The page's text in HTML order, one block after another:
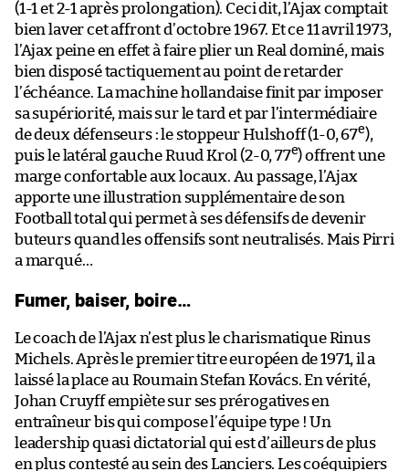
(1-1 et 2-1 après prolongation). Ceci dit, l’Ajax comptait
bien laver cet affront d’octobre 1967. Et ce 11 avril 1973,
l’Ajax peine en effet à faire plier un Real dominé, mais
bien disposé tactiquement au point de retarder
l’échéance. La machine hollandaise finit par imposer
sa supériorité, mais sur le tard et par l’intermédiaire
de deux défenseurs : le stoppeur Hulshoff (1-0, 67e),
puis le latéral gauche Ruud Krol (2-0, 77e) offrent une
marge confortable aux locaux. Au passage, l’Ajax
apporte une illustration supplémentaire de son
Football total qui permet à ses défensifs de devenir
buteurs quand les offensifs sont neutralisés. Mais Pirri
a marqué…
Fumer, baiser, boire…
Le coach de l’Ajax n’est plus le charismatique Rinus
Michels. Après le premier titre européen de 1971, il a
laissé la place au Roumain Stefan Kovács. En vérité,
Johan Cruyff empiète sur ses prérogatives en
entraîneur bis qui compose l’équipe type ! Un
leadership quasi dictatorial qui est d’ailleurs de plus
en plus contesté au sein des Lanciers. Les coéquipiers